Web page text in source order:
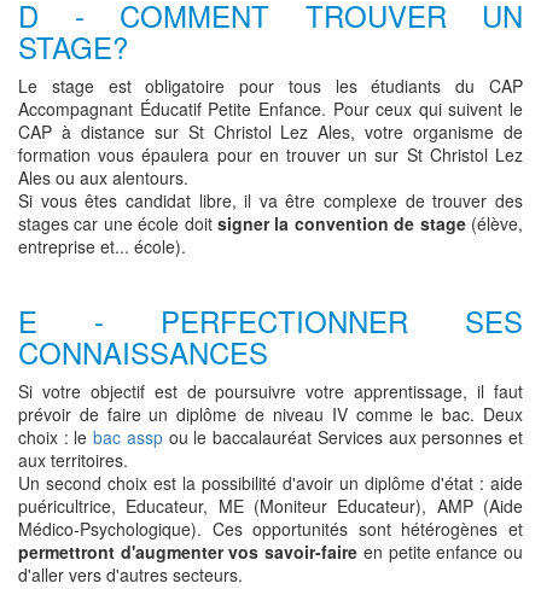
D - COMMENT TROUVER UN
STAGE?
Le stage est obligatoire pour tous les étudiants du CAP
Accompagnant Éducatif Petite Enfance. Pour ceux qui suivent le
CAP à distance sur St Christol Lez Ales, votre organisme de
formation vous épaulera pour en trouver un sur St Christol Lez
Ales ou aux alentours.
Si vous êtes candidat libre, il va être complexe de trouver des
stages car une école doit signer la convention de stage(élève,
entreprise et... école).
E - PERFECTIONNER SES
CONNAISSANCES
Si votre objectif est de poursuivre votre apprentissage, il faut
prévoir de faire un diplôme de niveau IV comme le bac. Deux
choix : lebac asspou le baccalauréat Services aux personnes et
aux territoires.
Un second choix est la possibilité d'avoir un diplôme d'état : aide
puéricultrice, Educateur, ME (Moniteur Educateur), AMP (Aide
Médico-Psychologique). Ces opportunités sont hétérogènes et
permettront d'augmenter vos savoir-faire en petite enfance ou
d'aller vers d'autres secteurs.